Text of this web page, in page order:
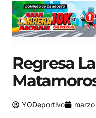
Regresa
YODeportivo marzo